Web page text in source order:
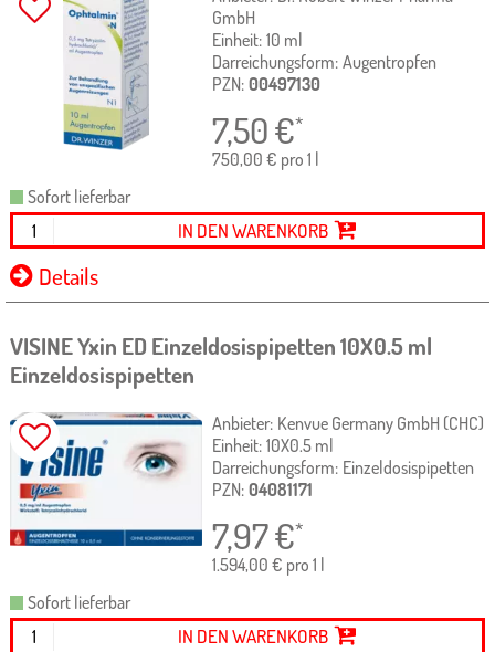
GmbH
Einheit: 10 ml
Darreichungsform: Augentropfen
PZN: 00497130
7,50€*
750,00 € pro 1 l
Sofort lieferbar
IN DEN WARENKORB
Details
VISINE Yxin ED Einzeldosispipetten10X0.5 ml
Einzeldosispipetten
Anbieter: Kenvue Germany GmbH (CHC)
Einheit: 10X0.5 ml
Darreichungsform: Einzeldosispipetten
PZN: 04081171
7,97€*
1.594,00 € pro 1 l
Sofort lieferbar
IN DEN WARENKORB